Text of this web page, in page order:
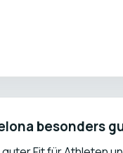
besonders